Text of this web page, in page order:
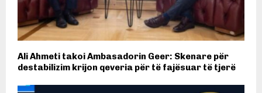
Ali Ahmeti takoi Ambasadorin Geer: Skenare për
destabilizim krijon qeveria për të fajësuar të tjerë